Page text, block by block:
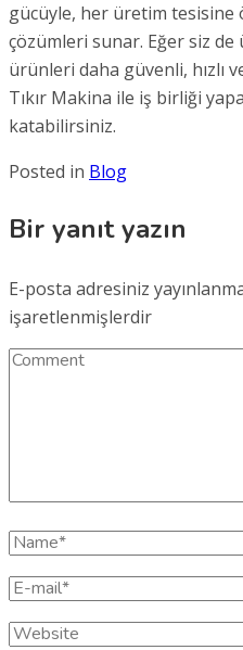
gücüyle, her üretim
çözümleri sunar. Eğer siz de
ürünleri daha güvenli, hızlı
Tıkır Makina ile iş birliği
katabilirsiniz.
Posted in Blog
Bir yanıt yazın
E-posta adresiniz
işaretlenmişlerdir